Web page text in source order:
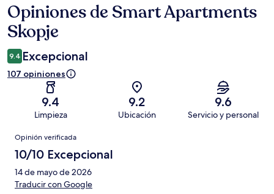
Opiniones
Opiniones de Smart Apartments
Skopje
9.4 Excepcional
107 opiniones
9.4
Limpieza
9.2
Ubicación
9.6
Servicio y personal
Opiniones
Opinión verificada
10/10 Excepcional
14 de mayo de 2026
Traducir con Google